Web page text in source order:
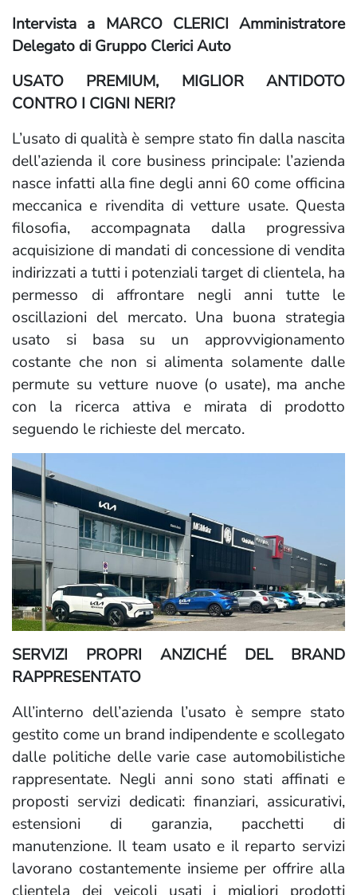
Intervista a MARCO CLERICI Amministratore
Delegato di Gruppo Clerici Auto
USATO PREMIUM, MIGLIOR ANTIDOTO
CONTRO I CIGNI NERI?
L’usato di qualità è sempre stato fin dalla nascita
dell’azienda il core business principale: l’azienda
nasce infatti alla fine degli anni 60 come officina
meccanica e rivendita di vetture usate. Questa
filosofia, accompagnata dalla progressiva
acquisizione di mandati di concessione di vendita
indirizzati a tutti i potenziali target di clientela, ha
permesso di affrontare negli anni tutte le
oscillazioni del mercato. Una buona strategia
usato si basa su un approvvigionamento
costante che non si alimenta solamente dalle
permute su vetture nuove (o usate), ma anche
con la ricerca attiva e mirata di prodotto
seguendo le richieste del mercato.
SERVIZI PROPRI ANZICHÉ DEL BRAND
RAPPRESENTATO
All’interno dell’azienda l’usato è sempre stato
gestito come un brand indipendente e scollegato
dalle politiche delle varie case automobilistiche
rappresentate. Negli anni sono stati affinati e
proposti servizi dedicati: finanziari, assicurativi,
estensioni di garanzia, pacchetti di
manutenzione. Il team usato e il reparto servizi
lavorano costantemente insieme per offrire alla